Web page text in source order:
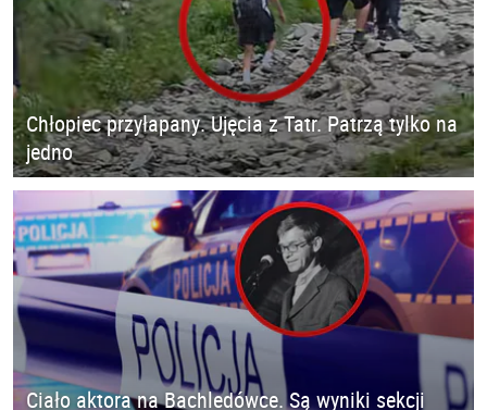
Chłopiec przyłapany. Ujęcia z Tatr. Patrzą tylko na
jedno
Ciało aktora na Bachledówce. Są wyniki sekcji